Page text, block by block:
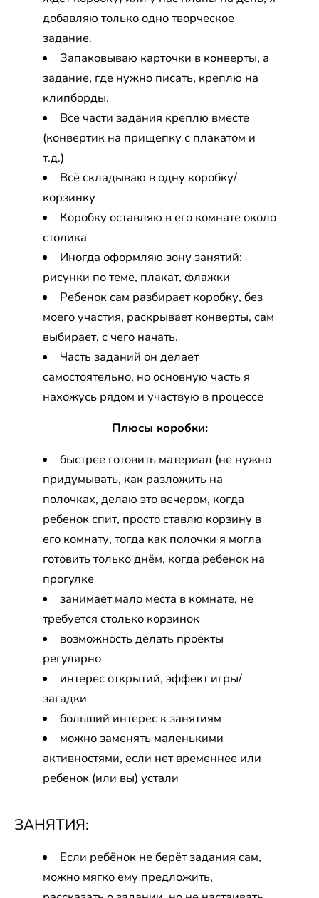
добавляю только одно творческое
задание.
Запаковываю карточки в конверты, а
задание, где нужно писать, креплю на
клипборды.
Все части задания креплю вместе
(конвертик на прищепку с плакатом и
т.д.)
Всё складываю в одну коробку/
корзинку
Коробку оставляю в его комнате около
столика
Иногда оформляю зону занятий:
рисунки по теме, плакат, флажки
Ребенок сам разбирает коробку, без
моего участия, раскрывает конверты, сам
выбирает, с чего начать.
Часть заданий он делает
самостоятельно, но основную часть я
нахожусь рядом и участвую в процессе
Плюсы коробки:
быстрее готовить материал (не нужно
придумывать, как разложить на
полочках, делаю это вечером, когда
ребенок спит, просто ставлю корзину в
его комнату, тогда как полочки я могла
готовить только днём, когда ребенок на
прогулке
занимает мало места в комнате, не
требуется столько корзинок
возможность делать проекты
регулярно
интерес открытий, эффект игры/
загадки
больший интерес к занятиям
можно заменять маленькими
активностями, если нет временнее или
ребенок (или вы) устали
ЗАНЯТИЯ:
Если ребёнок не берёт задания сам,
можно мягко ему предложить,